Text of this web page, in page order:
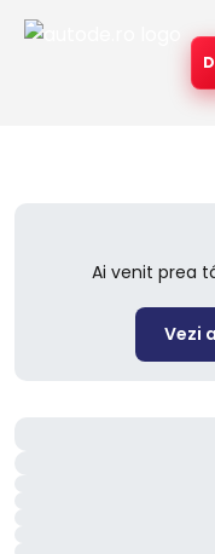
Ai venit prea
Vezi